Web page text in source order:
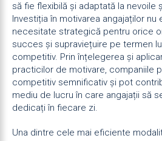
să fie flexibilă și adaptată la nevoile
Investiția în motivarea angajaților nu
necesitate strategică pentru orice
succes și supraviețuire pe termen
competitiv. Prin înțelegerea și
practicilor de motivare, companiile
competitiv semnificativ și pot
mediu de lucru în care angajații să
dedicați în fiecare zi.
Una dintre cele mai eficiente